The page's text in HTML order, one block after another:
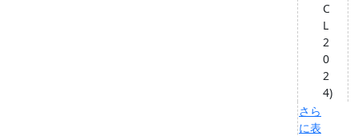
C
L
2
0
2
4)
さら
に表